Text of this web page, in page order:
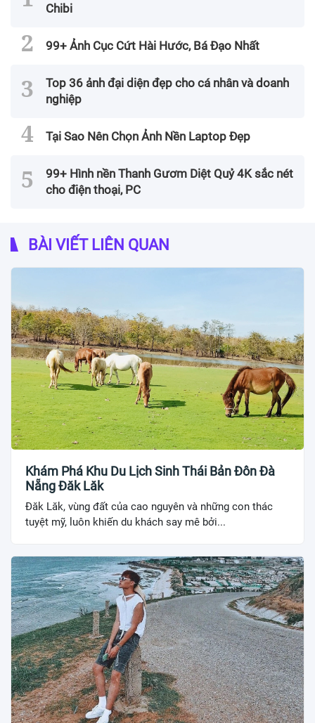
Chibi
99+ Ảnh Cục Cứt Hài Hước, Bá Đạo Nhất
Top 36 ảnh đại diện đẹp cho cá nhân và doanh
nghiệp
Tại Sao Nên Chọn Ảnh Nền Laptop Đẹp
99+ Hình nền Thanh Gươm Diệt Quỷ 4K sắc nét
cho điện thoại, PC
BÀI VIẾT LIÊN QUAN
Khám Phá Khu Du Lịch Sinh Thái Bản Đôn Đà
Nẵng Đăk Lăk
Đăk Lăk, vùng đất của cao nguyên và những con thác
tuyệt mỹ, luôn khiến du khách say mê bởi...